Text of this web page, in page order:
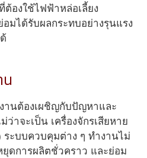
ต้องใช้ไฟฟ้าหล่อเลี้ยง
มได้รับผลกระทบอย่างรุนแรง
านต้องเผชิญกับปัญหาและ
าจะเป็น เครื่องจักรเสียหาย
ระบบควบคุมต่าง ๆ ทำงานไม่
ดการผลิตชั่วคราว และย่อม